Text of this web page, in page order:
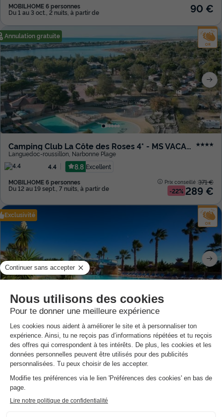
MOBILHOME 6 personnes
Du 1 au 3 oct., 2 nuits, à partir de 90 €
Annulation gratuite
Camping Club La Côte des Roses 4* - MS VACANCES ★★★★
Languedoc-roussillon Narbonne Plage
4.4
8.8 Excellent
MOBILHOME 6 personnes
Du 12 au 19 sept., 7 nuits, à partir de
Prix conseillé :371 €
-22% 289 €
Exclusivité
Camping L'Air Marin ★★★★
Languedoc-roussillon ,Vias
4.3
8.7 Excellent
MOBILHOME 6 personnes
Du 5 au 12 sept., 7 nuits, à partir de